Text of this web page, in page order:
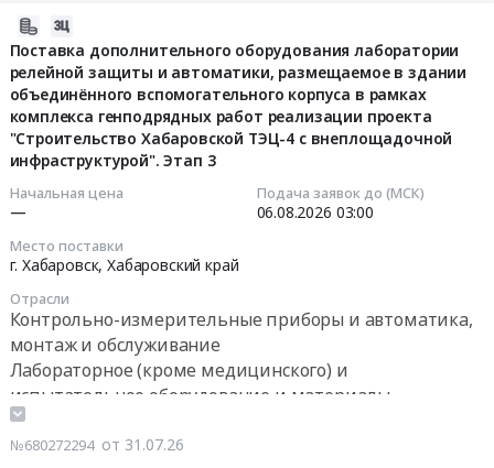
Поставка дополнительного оборудования лаборатории
релейной защиты и автоматики, размещаемое в здании
объединённого вспомогательного корпуса в рамках
комплекса генподрядных работ реализации проекта
"Строительство Хабаровской ТЭЦ-4 с внеплощадочной
инфраструктурой". Этап 3
Начальная цена
—
Подача заявок до (МСК)
06.08.2026 03:00
Место поставки
г. Хабаровск,Хабаровский край
Отрасли
Контрольно-измерительные приборы и автоматика,
монтаж и обслуживание
Лабораторное (кроме медицинского) и
испытательное оборудование и материалы,
обслуживание и монтаж
Вычислительное оборудование, Компьютеры,
№680272294 от 31.07.26